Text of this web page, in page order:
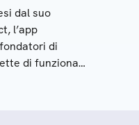
dal suo
l’app
di
di funzionare